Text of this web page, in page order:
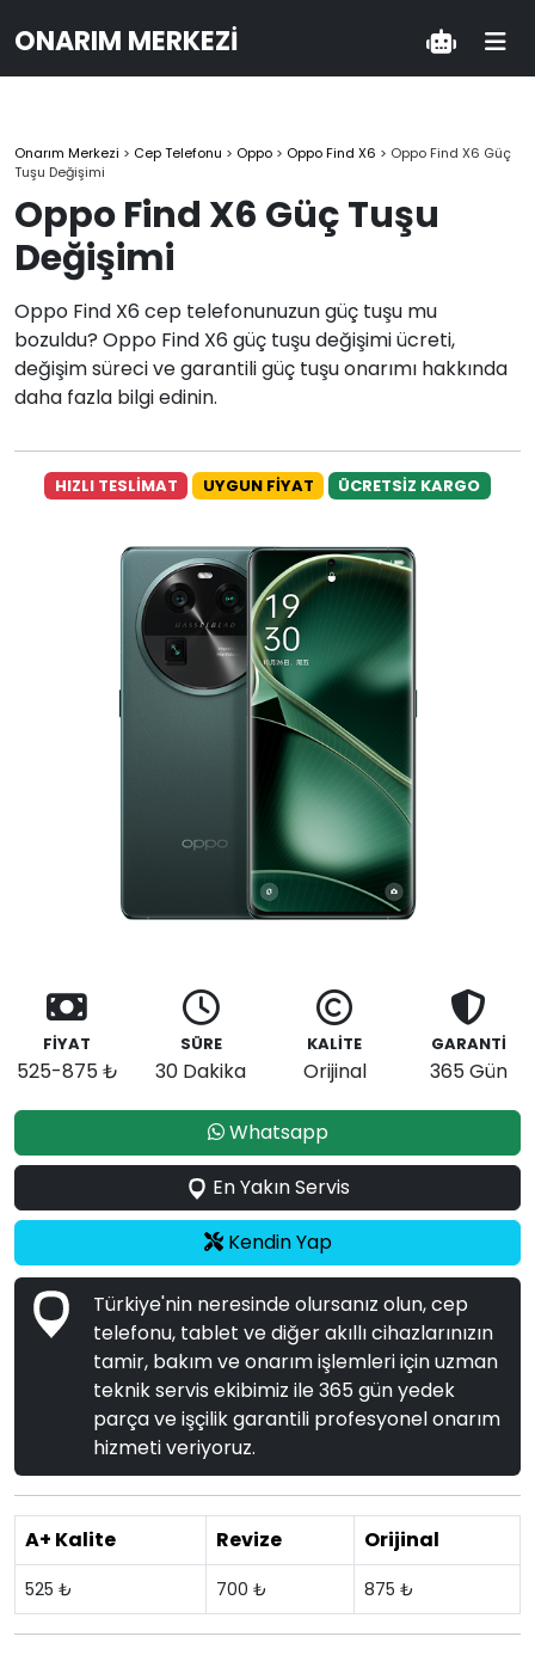
ONARIM MERKEZI
Onarım Merkezi > Cep Telefonu > Oppo > Oppo Find X6 > Oppo Find X6 Güç
Tuşu Değişimi
Oppo Find X6 Güç Tuşu
Değişimi
Oppo Find X6 cep telefonunuzun güç tuşu mu
bozuldu? Oppo Find X6 güç tuşu değişimi ücreti,
değişim süreci ve garantili güç tuşu onarımı hakkında
daha fazla bilgi edinin.
HIZLI TESLİMAT UYGUN FİYAT ÜCRETSİZ KARGO
FİYAT
525-875 ₺
SÜRE
30 Dakika
KALİTE
Orijinal
GARANTİ
365 Gün
Whatsapp
En Yakın Servis
Kendin Yap
Türkiye'nin neresinde olursanız olun, cep
telefonu, tablet ve diğer akıllı cihazlarınızın
tamir, bakım ve onarım işlemleri için uzman
teknik servis ekibimiz ile 365 gün yedek
parça ve işçilik garantili profesyonel onarım
hizmeti veriyoruz.
A+ Kalite Revize Orijinal
525 ₺ 700 ₺ 875 ₺